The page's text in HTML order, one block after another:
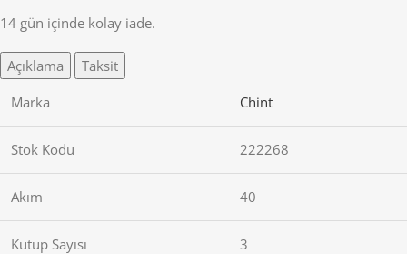
14 gün içinde kolay iade.
Açıklama
Taksit
Marka
Chint
Stok Kodu 222268
Akım 40
Kutup Sayısı 3